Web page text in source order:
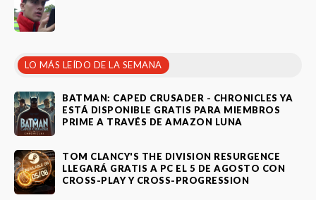
LO MÁS LEÍDO DE LA SEMANA
BATMAN: CAPED CRUSADER - CHRONICLES YA
ESTÁ DISPONIBLE GRATIS PARA MIEMBROS
PRIME A TRAVÉS DE AMAZON LUNA
TOM CLANCY'S THE DIVISION RESURGENCE
LLEGARÁ GRATIS A PC EL 5 DE AGOSTO CON
CROSS-PLAY Y CROSS-PROGRESSION